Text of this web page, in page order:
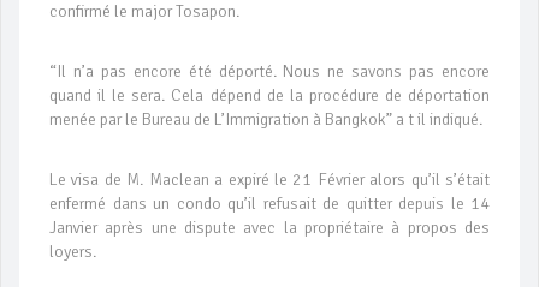
confirmé le major Tosapon.
“Il n’a pas encore été déporté. Nous ne savons pas encore
quand il le sera. Cela dépend de la procédure de déportation
menée par le Bureau de L’Immigration à Bangkok” a t il indiqué.
Le visa de M. Maclean a expiré le 21 Février alors qu’il s’était
enfermé dans un condo qu’il refusait de quitter depuis le 14
Janvier après une dispute avec la propriétaire à propos des
loyers.